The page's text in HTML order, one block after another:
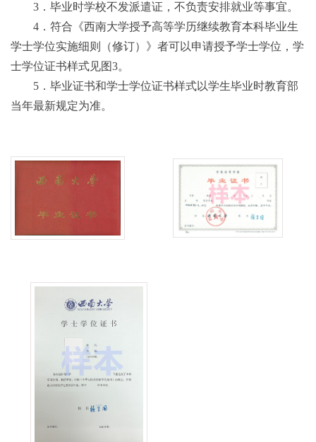
3 ．毕业时学校不发派遣证，不负责安排就业等事宜。
4 ．符合《西南大学授予高等学历继续教育本科毕业生
学士学位实施细则（修订）》者可以申请授予学士学位，学
士学位证书样式见图3。
5 ．毕业证书和学士学位证书样式以学生毕业时教育部
当年最新规定为准。